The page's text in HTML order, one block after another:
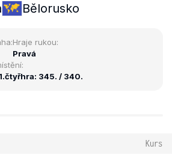
Bělorusko
Hraje rukou:
Pravá
čtyřhra: 345. / 340.
Kurs